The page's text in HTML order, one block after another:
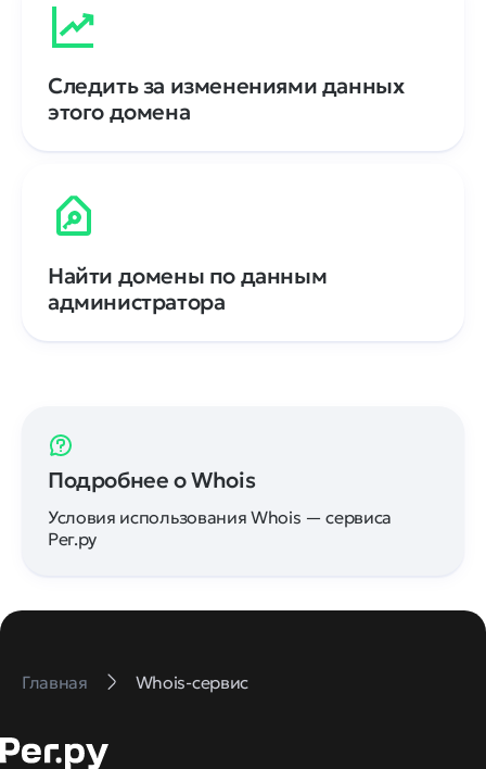
Следить за изменениями данных
этого домена
Найти домены по данным
администратора
Подробнее о Whois
Условия использования Whois — сервиса
Рег.ру
Главная Whois-сервис